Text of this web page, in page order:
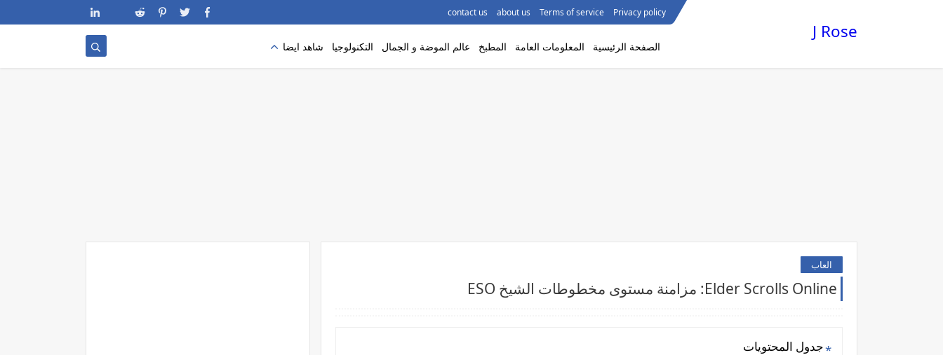
Privacy policy
Terms of service
about us
contact us
J Rose
الصفحة الرئيسية المعلومات العامة المطبخ عالم الموضة و الجمال التكنولوجيا شاهد ايضا
العاب
Elder Scrolls Online: مزامنة مستوى مخطوطات الشيخ ESO
جدول المحتويات